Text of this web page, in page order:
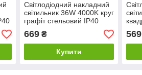
Світлодіодний накладний
світильник 36W 4000K круг
графіт стельовий IP40
Код.56366
669₴
Купити
569